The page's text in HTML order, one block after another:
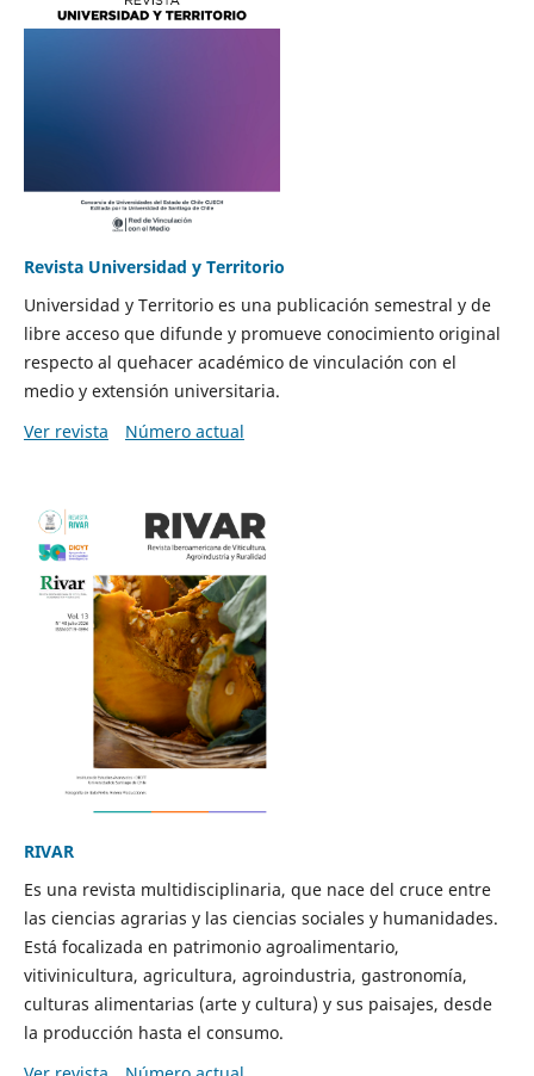
Revista Universidad y Territorio
Universidad y Territorio es una publicación semestral y de
libre acceso que difunde y promueve conocimiento original
respecto al quehacer académico de vinculación con el
medio y extensión universitaria.
Ver revista
Número actual
RIVAR
Es una revista multidisciplinaria, que nace del cruce entre
las ciencias agrarias y las ciencias sociales y humanidades.
Está focalizada en patrimonio agroalimentario,
vitivinicultura, agricultura, agroindustria, gastronomía,
culturas alimentarias (arte y cultura) y sus paisajes, desde
la producción hasta el consumo.